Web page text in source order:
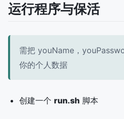
运行程序与保活
需把 youName，
你的个人数据
创建一个 run.sh脚本